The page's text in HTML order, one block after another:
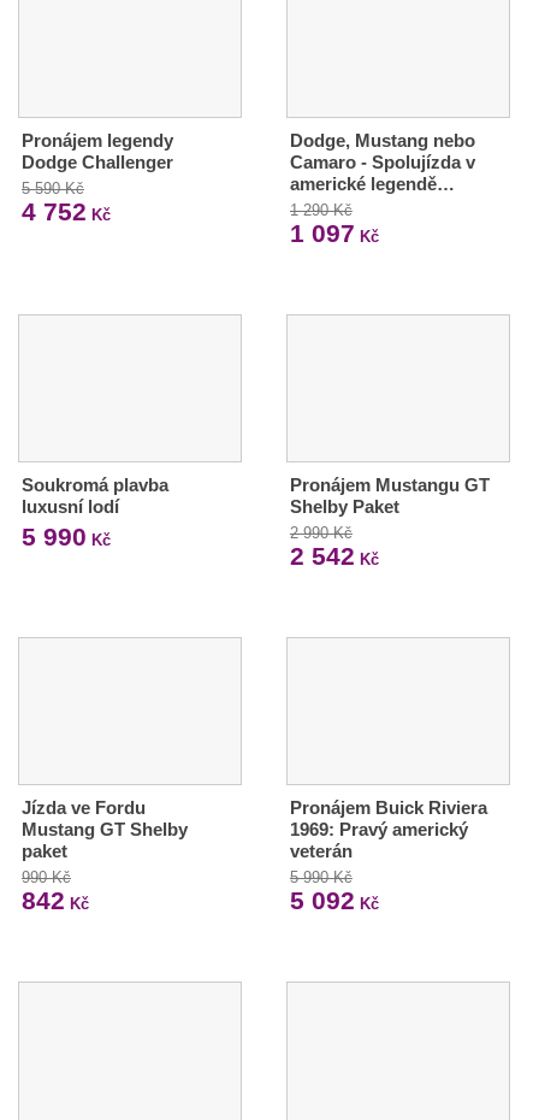
Pronájem legendy
Dodge Challenger
5 590 Kč
4 752 Kč
Dodge, Mustang nebo
Camaro - Spolujízda v
americké legendě…
1 290 Kč
1 097 Kč
Soukromá plavba
luxusní lodí
5 990 Kč
Pronájem Mustangu GT
Shelby Paket
2 990 Kč
2 542 Kč
Jízda ve Fordu
Mustang GT Shelby
paket
990 Kč
842 Kč
Pronájem Buick Riviera
1969: Pravý americký
veterán
5 990 Kč
5 092 Kč